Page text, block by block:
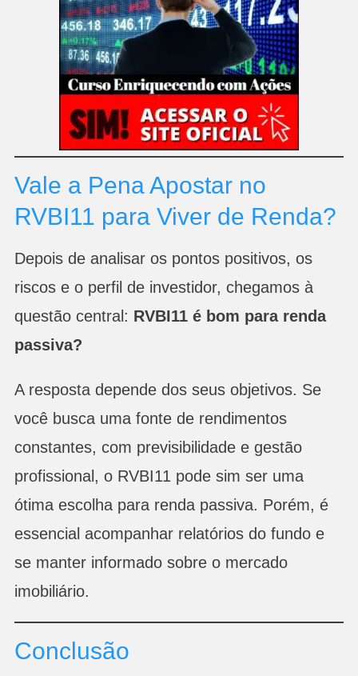
Vale a Pena Apostar no
RVBI11 para Viver de Renda?
Depois de analisar os pontos positivos, os
riscos e o perfil de investidor, chegamos à
questão central: RVBI11 é bom para renda
passiva?
A resposta depende dos seus objetivos. Se
você busca uma fonte de rendimentos
constantes, com previsibilidade e gestão
profissional, o RVBI11 pode sim ser uma
ótima escolha para renda passiva. Porém, é
essencial acompanhar relatórios do fundo e
se manter informado sobre o mercado
imobiliário.
Conclusão